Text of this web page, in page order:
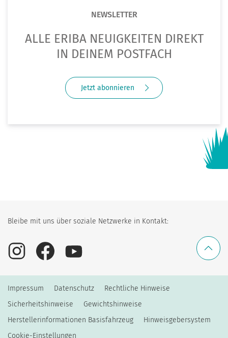
NEWSLETTER
ALLE ERIBA NEUIGKEITEN DIREKT
IN DEINEM POSTFACH
Jetzt abonnieren
Bleibe mit uns über soziale Netzwerke in Kontakt:
Impressum Datenschutz
Rechtliche Hinweise
Sicherheitshinweise
Gewichtshinweise
Herstellerinformationen Basisfahrzeug
Hinweisgebersystem
Cookie-Einstellungen